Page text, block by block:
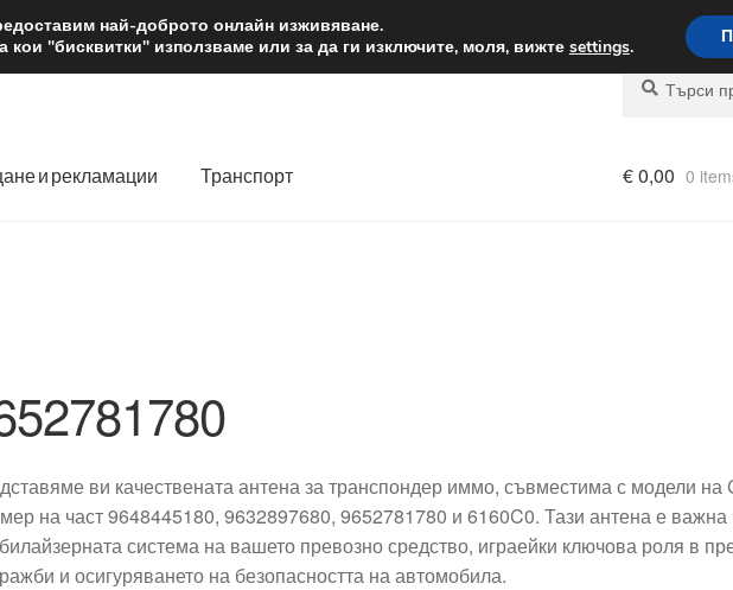
лв. Доставка по целия
Търсене
Търсене
и рекламации Транспорт €0,00 0
ви качествената антена за транспондер иммо, съвместима с модели на
на част 9648445180, 9632897680, 9652781780 и 6160C0. Тази антена е важна
система на вашето превозно средство, играейки ключова роля в
и осигуряването на безопасността на автомобила.
най-доброто онлайн изживяване.
"бисквитки" използваме или за да ги изключите, моля, вижте settings.